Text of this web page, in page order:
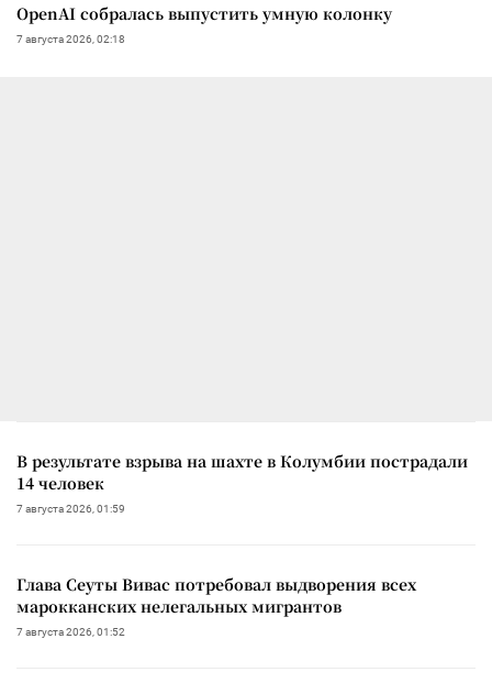
OpenAI собралась выпустить умную колонку
7 августа 2026, 02:18
В результате взрыва на шахте в Колумбии пострадали
14 человек
7 августа 2026, 01:59
Глава Сеуты Вивас потребовал выдворения всех
марокканских нелегальных мигрантов
7 августа 2026, 01:52